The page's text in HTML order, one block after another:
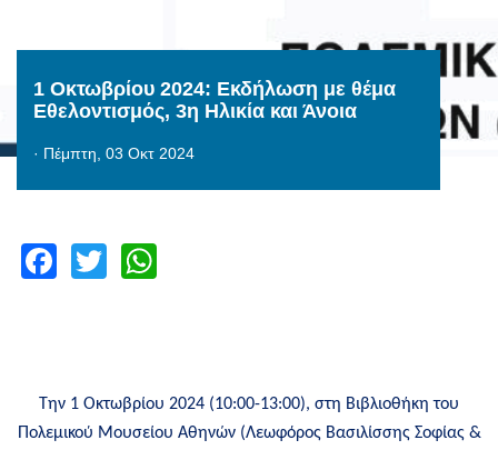
1 Οκτωβρίου 2024: Εκδήλωση με θέμα
Εθελοντισμός, 3η Ηλικία και Άνοια
· Πέμπτη, 03 Οκτ 2024
Facebook
Twitter
Την 1 Οκτωβρίου 2024 (10:00-13:00), στη Βιβλιοθήκη του
Πολεμικού Μουσείου Αθηνών (Λεωφόρος Βασιλίσσης Σοφίας &